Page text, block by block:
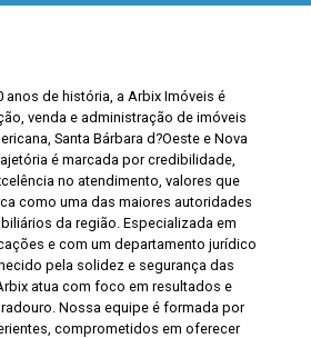
anos de história, a Arbix Imóveis é
venda e administração de imóveis
Santa Bárbara d?Oeste e Nova
é marcada por credibilidade,
no atendimento, valores que
como uma das maiores autoridades
da região. Especializada em
e com um departamento jurídico
pela solidez e segurança das
atua com foco em resultados e
Nossa equipe é formada por
comprometidos em oferecer